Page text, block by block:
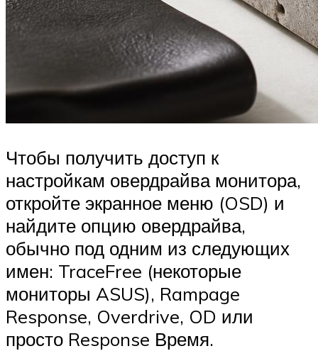
Чтобы получить доступ к
настройкам овердрайва монитора,
откройте экранное меню (OSD) и
найдите опцию овердрайва,
обычно под одним из следующих
имен: TraceFree (некоторые
мониторы ASUS), Rampage
Response, Overdrive, OD или
просто Response Время.